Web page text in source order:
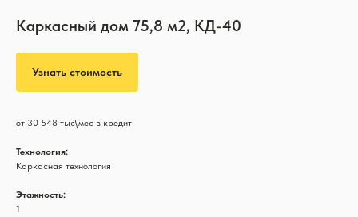
Каркасный дом 75,8 м2, КД-40
Узнать стоимость
от 30 548 тыс\мес в кредит
Технология:
Каркасная технология
Этажность:
1